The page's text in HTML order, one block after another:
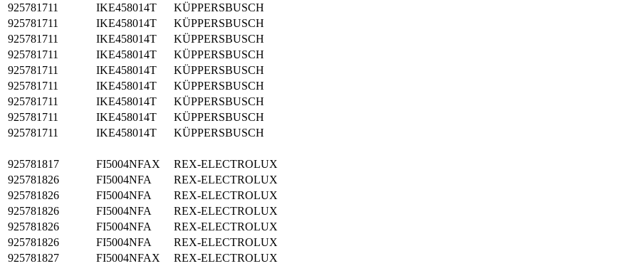
925781711
IKE458014T
KÜPPERSBUSCH
925781711
IKE458014T
KÜPPERSBUSCH
925781711
IKE458014T
KÜPPERSBUSCH
925781711
IKE458014T
KÜPPERSBUSCH
925781711
IKE458014T
KÜPPERSBUSCH
925781711
IKE458014T
KÜPPERSBUSCH
925781711
IKE458014T
KÜPPERSBUSCH
925781711
IKE458014T
KÜPPERSBUSCH
925781711
IKE458014T KÜPPERSBUSCH
925781817 FI5004NFAX
REX-ELECTROLUX
925781826
FI5004NFA
REX-ELECTROLUX
925781826
FI5004NFA
REX-ELECTROLUX
925781826
FI5004NFA
REX-ELECTROLUX
925781826
FI5004NFA
REX-ELECTROLUX
925781826
FI5004NFA
REX-ELECTROLUX
925781827
FI5004NFAX
REX-ELECTROLUX